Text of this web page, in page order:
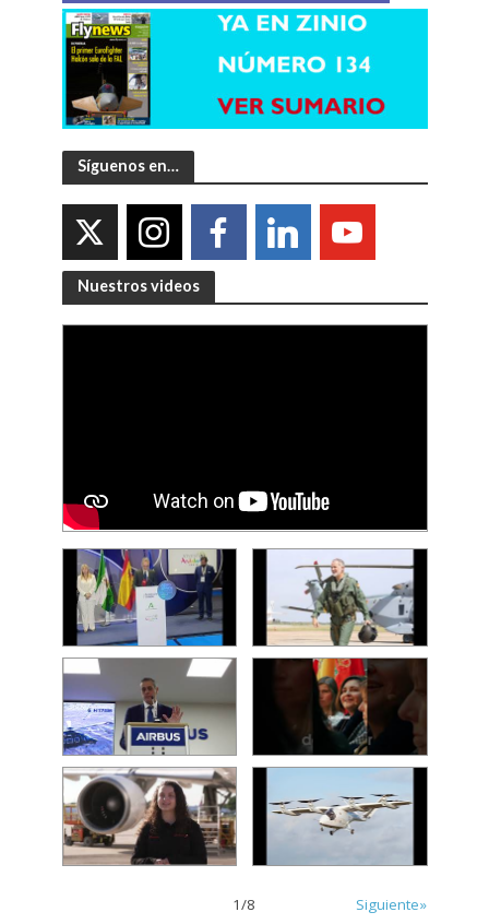
Síguenos en…
Nuestros videos
1/8
Siguiente»